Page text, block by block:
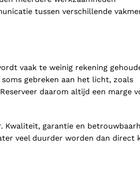
tussen verschillende
vaak te weinig rekening
gebreken aan het licht, zoals
daarom altijd een marge
Kwaliteit, garantie en
veel duurder worden dan direct